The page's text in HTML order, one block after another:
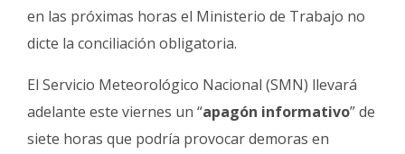
en las próximas horas el Ministerio de Trabajo no
dicte la conciliación obligatoria.
El Servicio Meteorológico Nacional (SMN) llevará
adelante este viernes un “apagón informativo” de
siete horas que podría provocar demoras en